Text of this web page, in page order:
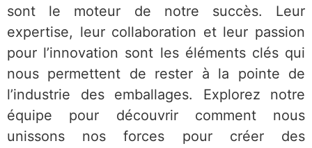
sont le moteur de notre succès. Leur
expertise, leur collaboration et leur passion
pour l’innovation sont les éléments clés qui
nous permettent de rester à la pointe de
l’industrie des emballages. Explorez notre
équipe pour découvrir comment nous
unissons nos forces pour créer des